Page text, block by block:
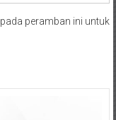
peramban ini untuk